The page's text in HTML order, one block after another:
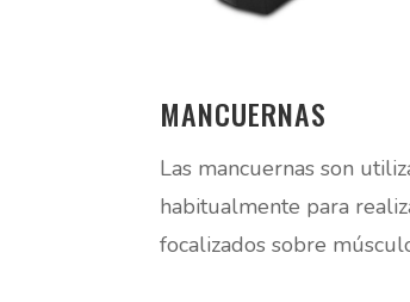
MANCUERNAS
Las mancuernas son
habitualmente para
focalizados sobre